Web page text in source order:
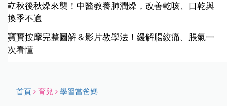
立秋後秋燥來襲！中醫教養肺潤燥，改善乾咳、口乾與
換季不適
寶寶按摩完整圖解＆影片教學法！緩解腸絞痛、脹氣一
次看懂
首頁 育兒 學習當爸媽